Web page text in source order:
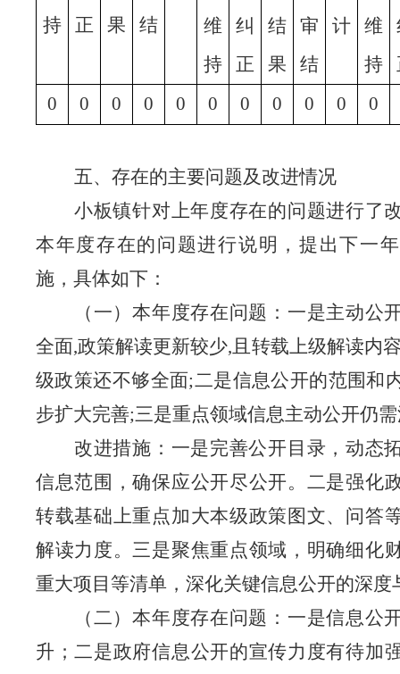
持
正
果
结
维
持
纠
正
结
果
审
结
计
维
持
0
0 0 0 0 0 0 0 0 0 0
五、存在的主要问题及改进情况
小板镇针对上年度存在的问题进行了
本年度存在的问题进行说明，提出下一
施，具体如下：
（一）本年度存在问题： 一是主动公
全面,政策解读更新较少,且转载上级解读内
级政策还不够全面;二是信息公开的范围和
步扩大完善;三是重点领域信息主动公开仍
改进措施：一是完善公开目录，动态
信息范围，确保应公开尽公开。二是强化
转载基础上重点加大本级政策图文、问答
解读力度。三是聚焦重点领域，明确细化
重大项目等清单，深化关键信息公开的深度
（二）本年度存在问题： 一是信息公
升；二是政府信息公开的宣传力度有待加